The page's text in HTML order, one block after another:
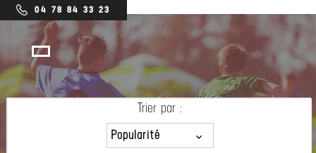
04 78 84 33 23
Trier par :
Popularité